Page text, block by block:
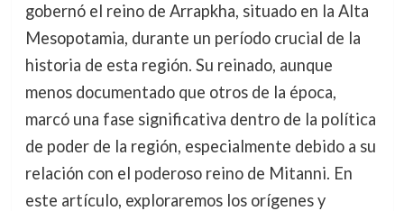
gobernó el reino de Arrapkha, situado en la Alta
Mesopotamia, durante un período crucial de la
historia de esta región. Su reinado, aunque
menos documentado que otros de la época,
marcó una fase significativa dentro de la política
de poder de la región, especialmente debido a su
relación con el poderoso reino de Mitanni. En
este artículo, exploraremos los orígenes y